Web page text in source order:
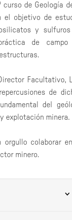
curso de Geología
el objetivo de
y
de campo
Facultativo,
de
del
explotación minera.
orgullo colaborar
minero.